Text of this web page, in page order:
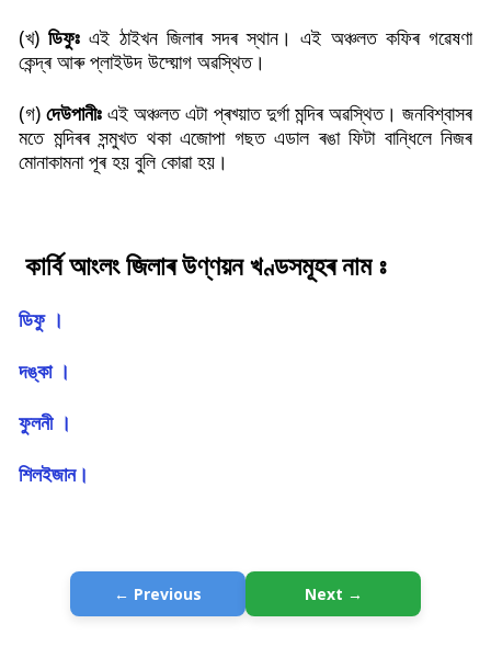
(খ)ডিফুঃএই ঠাইখন জিলাৰ সদৰ স্থান। এই অঞ্চলত কফিৰ গৱেষণা
কেন্দ্ৰ আৰু প্লাইউদ উদ্য়োগ অৱস্থিত।
(গ)দেউপানীঃএই অঞ্চলত এটা প্ৰখ্য়াত দুৰ্গা মন্দিৰ অৱস্থিত। জনবিশ্বাসৰ
মতে মন্দিৰৰ সন্মুখত থকা এজোপা গছত এডাল ৰঙা ফিটা বান্ধিলে নিজৰ
মোনাকামনা পূৰ হয় বুলি কোৱা হয়।
কাৰ্বি আংলং জিলাৰ উণ্ণয়ন খণ্ডসমূহৰ নাম ঃ
ডিফু ।
দঙ্কা ।
ফুলনী ।
শিলইজান।
← Previous Next →